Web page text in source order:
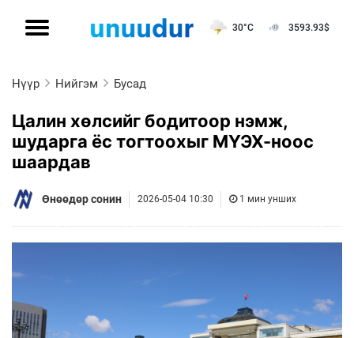
30°C 3593.93$
Нүүр Нийгэм Бусад
Цалин хөлсийг бодитоор нэмж,
шударга ёс тогтоохыг МҮЭХ-ноос
шаардав
Өнөөдөр сонин 2026-05-04 10:30 1 мин унших